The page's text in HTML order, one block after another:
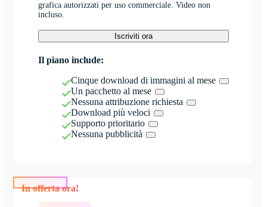
grafica autorizzati per uso commerciale. Video non
incluso.
Iscriviti ora
Il piano include:
Cinque download di immagini al mese
Un pacchetto al mese
Nessuna attribuzione richiesta
Download più veloci
Supporto prioritario
Nessuna pubblicità